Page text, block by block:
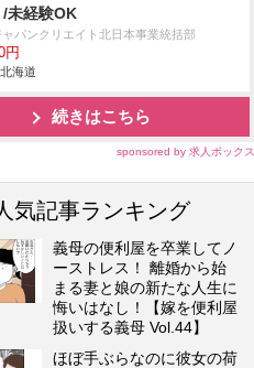
未経験OK
パンクリエイト北日本事業統括部
円
海道
続きはこちら
sponsored by 求人ボックス
気記事ランキング
義母の便利屋を卒業してノ
ーストレス！ 離婚から始
まる妻と娘の新たな人生に
悔いはなし！【嫁を便利屋
扱いする義母 Vol.44】
ほぼ手ぶらなのに彼女の荷